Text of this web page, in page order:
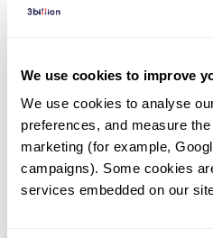
We use cookies to improve
We use cookies to analyse
preferences, and measure
marketing (for example,
campaigns). Some cookies
services embedded on our
임상유전학팀과 소통
궁금한 점을 임상유전학팀과 직접
문의하기